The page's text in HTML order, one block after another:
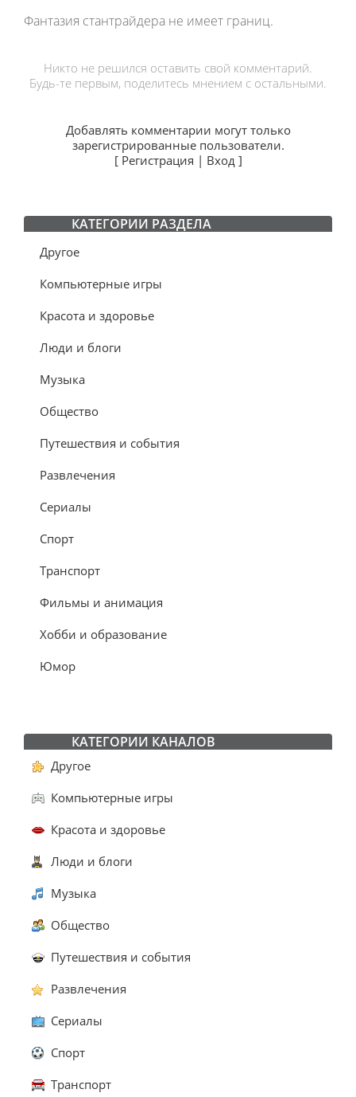
Фантазия стантрайдера не имеет границ.
Никто не решился оставить свой комментарий.
Будь-те первым, поделитесь мнением с остальными.
Добавлять комментарии могут только
зарегистрированные пользователи.
[ Регистрация | Вход]
КАТЕГОРИИ РАЗДЕЛА
Другое
Компьютерные игры
Красота и здоровье
Люди и блоги
Музыка
Общество
Путешествия и события
Развлечения
Сериалы
Спорт
Транспорт
Фильмы и анимация
Хобби и образование
Юмор
КАТЕГОРИИ КАНАЛОВ
Другое
Компьютерные игры
Красота и здоровье
Люди и блоги
Музыка
Общество
Путешествия и события
Развлечения
Сериалы
Спорт
Транспорт